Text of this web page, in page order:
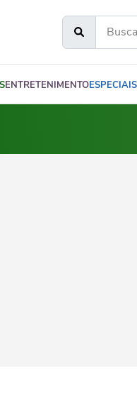
ENTRETENIMENTOESPECIAIS